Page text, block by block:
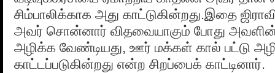
சிம்பாலிக்காக அது காட்டுகின்றது.இதை
அவர் சொன்னார் விதவையாகும் போது அவளின்
அழிக்க வேண்டியது, ஊர் மக்கள் கால் பட்டு
காட்டப்படுகின்றது என்ற சிறப்பைக் காட்டினார்.